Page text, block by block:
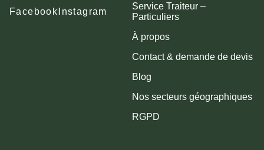
Facebook Instagram
Service Traiteur –
Particuliers
À propos
Contact & demande de devis
Blog
Nos secteurs géographiques
RGPD